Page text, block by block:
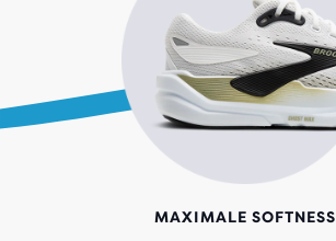
MAXIMALE SOFTNESS